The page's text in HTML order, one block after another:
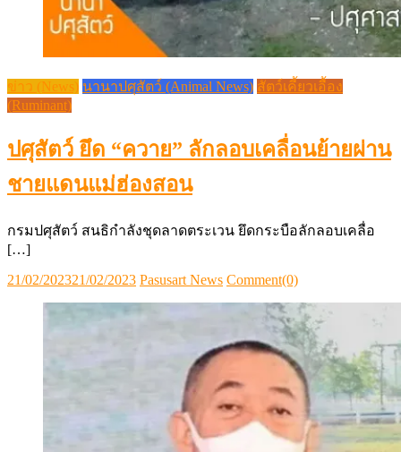
ข่าว (News) นานาปศุสัตว์ (Animal News) สัตว์เคี้ยวเอื้อง
(Ruminant)
ปศุสัตว์ ยึด “ควาย” ลักลอบเคลื่อนย้ายผ่าน
ชายแดนแม่ฮ่องสอน
กรมปศุสัตว์ สนธิกำลังชุดลาดตระเวน ยึดกระบือลักลอบเคลื่อ
[…]
Posted
21/02/202321/02/2023 Author
Pasusart News Comment(0)